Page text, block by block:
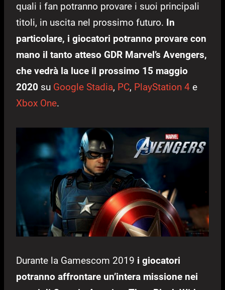
quali i fan potranno provare i suoi principali
titoli, in uscita nel prossimo futuro. In
particolare, i giocatori potranno provare con
mano il tanto atteso GDR Marvel’s Avengers,
che vedrà la luce il prossimo 15 maggio
2020 su Google Stadia, PC, PlayStation 4 e
Xbox One.
Durante la Gamescom 2019 i giocatori
potranno affrontare un’intera missione nei